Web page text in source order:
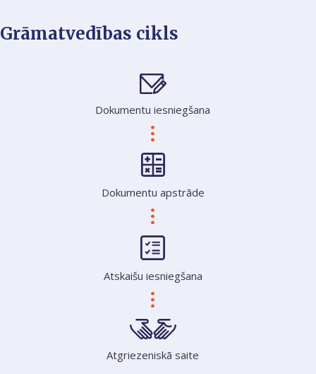
Grāmatvedības cikls
Dokumentu iesniegšana
Dokumentu apstrāde
Atskaišu iesniegšana
Atgriezeniskā saite